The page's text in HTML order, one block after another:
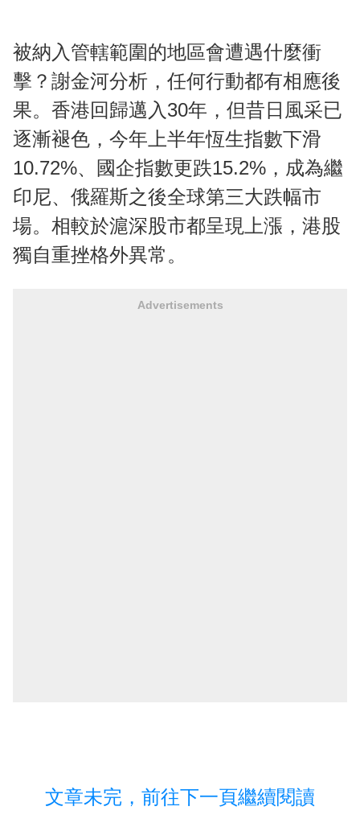
被納入管轄範圍的地區會遭遇什麼衝
擊？謝金河分析，任何行動都有相應後
果。香港回歸邁入30年，但昔日風采已
逐漸褪色，今年上半年恆生指數下滑
10.72%、國企指數更跌15.2%，成為繼
印尼、俄羅斯之後全球第三大跌幅市
場。相較於滬深股市都呈現上漲，港股
獨自重挫格外異常。
Advertisements
文章未完，前往下一頁繼續閱讀